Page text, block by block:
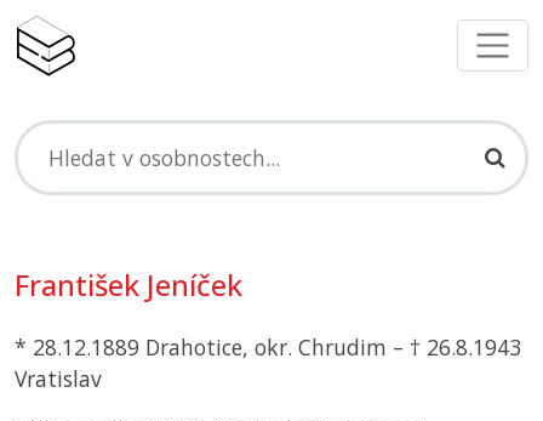
František Jeníček
* 28.12.1889 Drahotice, okr. Chrudim – † 26.8.1943
Vratislav